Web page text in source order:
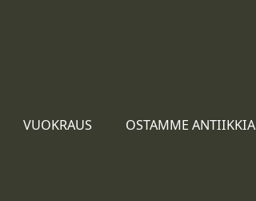
VUOKRAUS OSTAMME ANTIIKKIA